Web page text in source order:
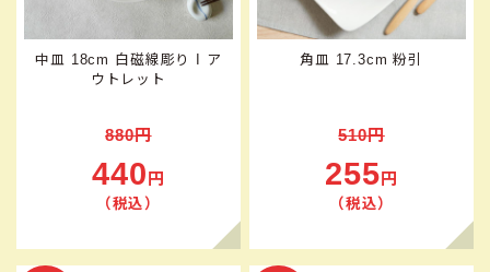
中皿 18cm 白磁線彫り I ア
ウトレット
880円
440 円
（税込）
角皿 17.3cm 粉引
510円
255 円
（税込）